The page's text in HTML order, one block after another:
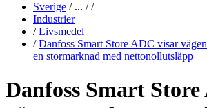
Sverige /... / /
Industrier
/ Livsmedel
/ Danfoss Smart Store ADC visar
en stormarknad med nettonollutsläpp
Danfoss Smart